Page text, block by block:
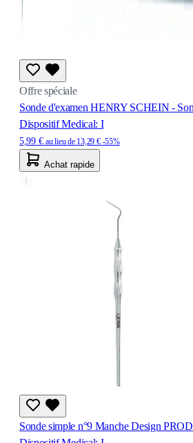
Offre spéciale
Sonde d'examen HENRY SCHEIN -
Dispositif Medical: I
5,99 € au lieu de 13,29 € -55%
Achat rapide
Sonde simple n°9 Manche Design